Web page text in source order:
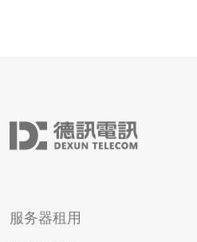
服务器租用